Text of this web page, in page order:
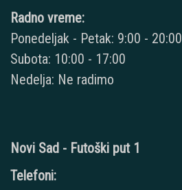
Radno vreme:
Ponedeljak - Petak: 9:00 - 20:00
Subota: 10:00 - 17:00
Nedelja: Ne radimo
Novi Sad - Futoški put 1
Telefoni: